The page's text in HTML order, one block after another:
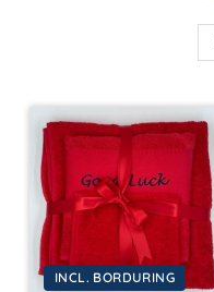
INCL. BORDURING